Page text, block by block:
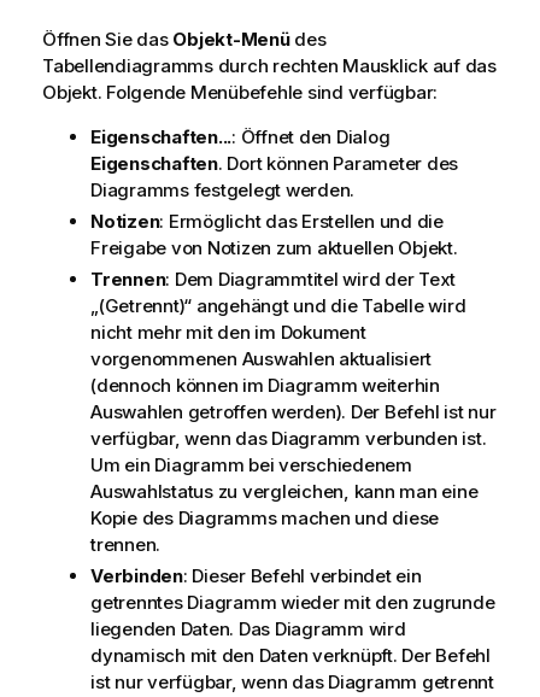
Öffnen Sie das Objekt-Menüdes
Tabellendiagramms durch rechten Mausklick auf das
Objekt. Folgende Menübefehle sind verfügbar:
Eigenschaften...: Öffnet den Dialog
Eigenschaften. Dort können Parameter des
Diagramms festgelegt werden.
Notizen: Ermöglicht das Erstellen und die
Freigabe von Notizen zum aktuellen Objekt.
Trennen: Dem Diagrammtitel wird der Text
„(Getrennt)“ angehängt und die Tabelle wird
nicht mehr mit den im Dokument
vorgenommenen Auswahlen aktualisiert
(dennoch können im Diagramm weiterhin
Auswahlen getroffen werden). Der Befehl ist nur
verfügbar, wenn das Diagramm verbunden ist.
Um ein Diagramm bei verschiedenem
Auswahlstatus zu vergleichen, kann man eine
Kopie des Diagramms machen und diese
trennen.
Verbinden: Dieser Befehl verbindet ein
getrenntes Diagramm wieder mit den zugrunde
liegenden Daten. Das Diagramm wird
dynamisch mit den Daten verknüpft. Der Befehl
ist nur verfügbar, wenn das Diagramm getrennt